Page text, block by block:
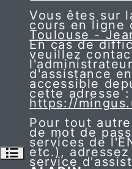
Ouvrir l’index du
Vous êtes sur
cours en ligne
Toulouse -
En cas de
veuillez
d'assistance
accessible
cette adresse :
https://
Pour tout
de mot de
services de
etc.),
service